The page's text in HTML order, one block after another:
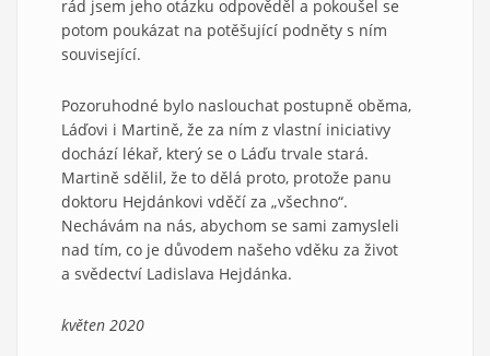
rád jsem jeho otázku odpověděl a pokoušel se
potom poukázat na potěšující podněty s ním
související.
Pozoruhodné bylo naslouchat postupně oběma,
Láďovi i Martině, že za ním z vlastní iniciativy
dochází lékař, který se o Láďu trvale stará.
Martině sdělil, že to dělá proto, protože panu
doktoru Hejdánkovi vděčí za „všechno“.
Nechávám na nás, abychom se sami zamysleli
nad tím, co je důvodem našeho vděku za život
a svědectví Ladislava Hejdánka.
květen 2020